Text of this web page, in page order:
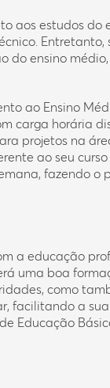
aos estudos do
Entretanto,
do ensino
ao Ensino
carga horária
projetos na
ao seu curso
fazendo o
a educação
uma boa
como
facilitando a
Educação